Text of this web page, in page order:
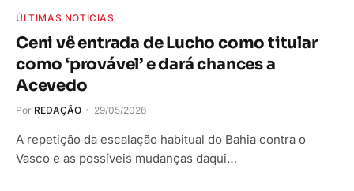
ÚLTIMAS NOTÍCIAS
Ceni vê entrada de Lucho como titular
como ‘provável’ e dará chances a
Acevedo
Por REDAÇÃO 29/05/2026
A repetição da escalação habitual do Bahia contra o
Vasco e as possíveis mudanças daqui…